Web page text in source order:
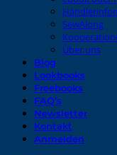
SewAlong
Über uns
Blog
Lookbooks
Freebooks
FAQ’s
Newsletter
Kontakt
Anmelden